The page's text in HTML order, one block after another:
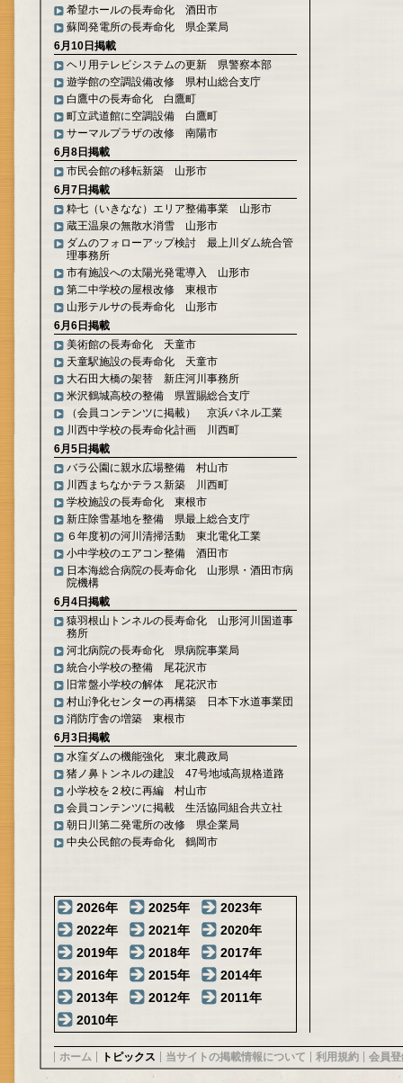
希望ホールの長寿命化 酒田市
蘇岡発電所の長寿命化 県企業局
6月10日掲載
ヘリ用テレビシステムの更新 県警察本部
遊学館の空調設備改修 県村山総合支庁
白鷹中の長寿命化 白鷹町
町立武道館に空調設備 白鷹町
サーマルプラザの改修 南陽市
6月8日掲載
市民会館の移転新築 山形市
6月7日掲載
粋七（いきなな）エリア整備事業 山形市
蔵王温泉の無散水消雪 山形市
ダムのフォローアップ検討 最上川ダム統合管
理事務所
市有施設への太陽光発電導入 山形市
第二中学校の屋根改修 東根市
山形テルサの長寿命化 山形市
6月6日掲載
美術館の長寿命化 天童市
天童駅施設の長寿命化 天童市
大石田大橋の架替 新庄河川事務所
米沢鶴城高校の整備 県置賜総合支庁
（会員コンテンツに掲載） 京浜パネル工業
川西中学校の長寿命化計画 川西町
6月5日掲載
バラ公園に親水広場整備 村山市
川西まちなかテラス新築 川西町
学校施設の長寿命化 東根市
新庄除雪基地を整備 県最上総合支庁
６年度初の河川清掃活動 東北電化工業
小中学校のエアコン整備 酒田市
日本海総合病院の長寿命化 山形県・酒田市病
院機構
6月4日掲載
猿羽根山トンネルの長寿命化 山形河川国道事
務所
河北病院の長寿命化 県病院事業局
統合小学校の整備 尾花沢市
旧常盤小学校の解体 尾花沢市
村山浄化センターの再構築 日本下水道事業団
消防庁舎の増築 東根市
6月3日掲載
水窪ダムの機能強化 東北農政局
猪ノ鼻トンネルの建設 47号地域高規格道路
小学校を２校に再編 村山市
会員コンテンツに掲載 生活協同組合共立社
朝日川第二発電所の改修 県企業局
中央公民館の長寿命化 鶴岡市
2026年 2025年
2023年
2022年
2021年
2020年
2019年
2018年
2017年
2016年
2015年
2014年
2013年
2012年
2011年
2010年
ホーム トピックス 当サイトの掲載情報について 利用規約 会員